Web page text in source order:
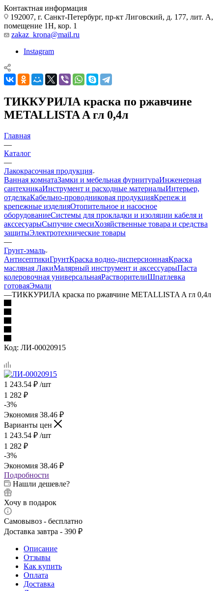
Контактная информация
192007, г. Санкт-Петербург, пр-кт Лиговский, д. 177, лит. А,
помещение 1Н, кор. 1
zakaz_krona@mail.ru
Instagram
ТИККУРИЛА краска по ржавчине
METALLISTA A гл 0,4л
Главная
—
Каталог
—
Лакокрасочная продукция
Ванная комнатаЗамки и мебельная фурнитураИнженерная
сантехникаИнструмент и расходные материалыИнтерьер,
отделкаКабельно-проводниковая продукцияКрепеж и
крепежные изделияОтопительное и насосное
оборудованиеСистемы для прокладки и изоляции кабеля и
акссесуарыСыпучие смесиХозяйственные товара и средства
защитыЭлектротехнические товары
—
Грунт-эмаль
АнтисептикиГрунтКраска водно-дисперсионнаяКраска
масляная ЛакиМалярный инструмент и аксессуарыПаста
колеровочная универсальнаяРастворителиШпатлевка
готоваяЭмали
—ТИККУРИЛА краска по ржавчине METALLISTA A гл 0,4л
Код: ЛИ-00020915
1 243.54 ₽ /шт
1 282 ₽
-3%
Экономия 38.46 ₽
Варианты цен
1 243.54 ₽ /шт
1 282 ₽
-3%
Экономия 38.46 ₽
Подробности
Нашли дешевле?
Хочу в подарок
Самовывоз - бесплатно
Доставка завтра - 390 ₽
Описание
Отзывы
Как купить
Оплата
Доставка